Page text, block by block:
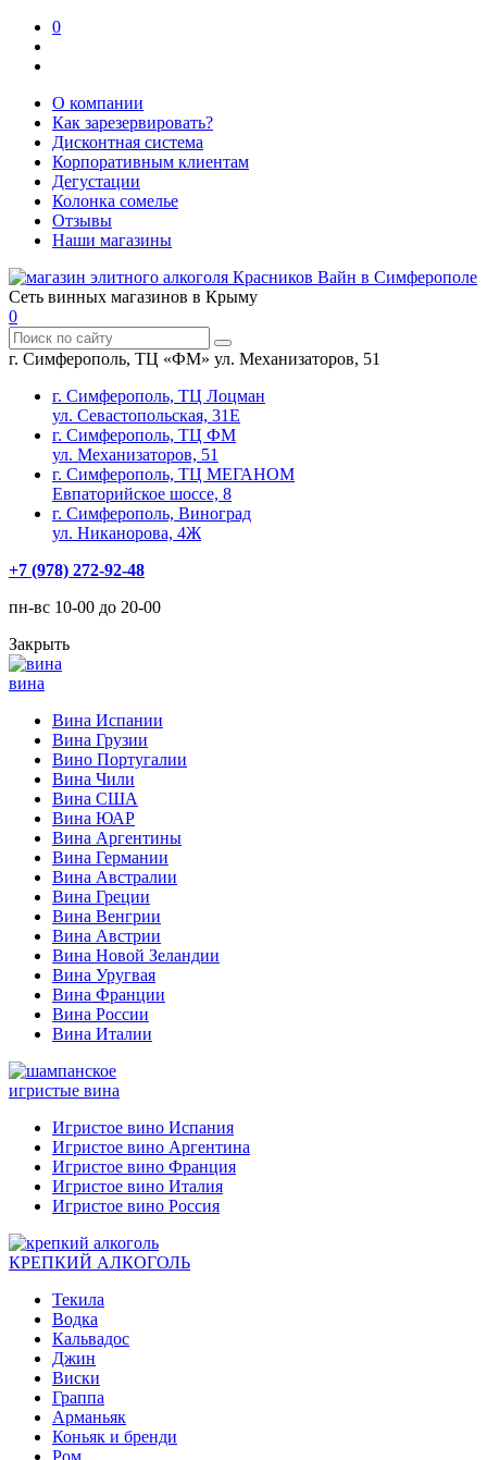
0
О компании
Как зарезервировать?
Дисконтная система
Корпоративным клиентам
Дегустации
Колонка сомелье
Отзывы
Наши магазины
Сеть винных магазинов в Крыму
0
г. Симферополь, ТЦ «ФМ» ул. Механизаторов, 51
г. Симферополь, ТЦ Лоцман
ул. Севастопольская, 31Е
г. Симферополь, ТЦ ФМ
ул. Механизаторов, 51
г. Симферополь, ТЦ МЕГАНОМ
Евпаторийское шоссе, 8
г. Симферополь, Виноград
ул. Никанорова, 4Ж
+7 (978) 272-92-48
пн-вс 10-00 до 20-00
Закрыть
вина
Вина Испании
Вина Грузии
Вино Португалии
Вина Чили
Вина США
Вина ЮАР
Вина Аргентины
Вина Германии
Вина Австралии
Вина Греции
Вина Венгрии
Вина Австрии
Вина Новой Зеландии
Вина Уругвая
Вина Франции
Вина России
Вина Италии
игристые вина
Игристое вино Испания
Игристое вино Аргентина
Игристое вино Франция
Игристое вино Италия
Игристое вино Россия
КРЕПКИЙ АЛКОГОЛЬ
Текила
Водка
Кальвадос
Джин
Виски
Граппа
Арманьяк
Коньяк и бренди
Ром